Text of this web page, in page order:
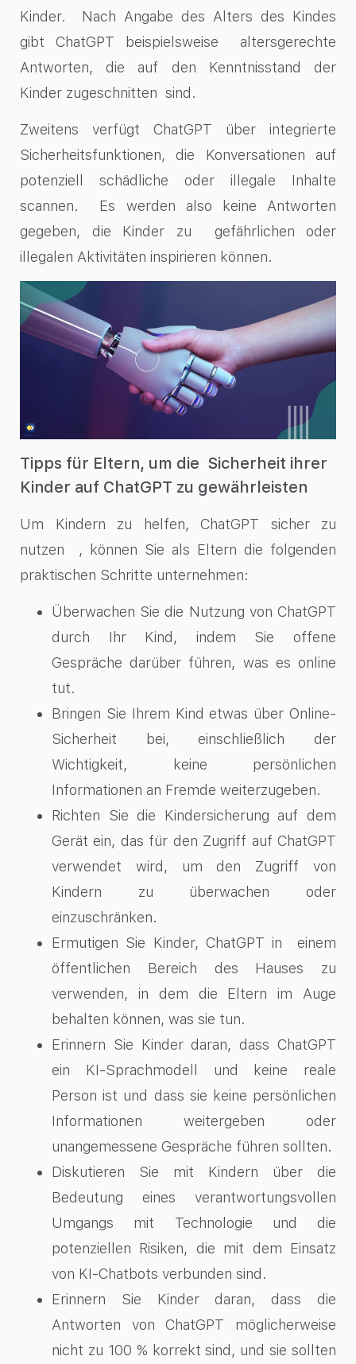
Kinder. Nach Angabe des Alters des Kindes
gibt ChatGPT beispielsweise altersgerechte
Antworten, die auf den Kenntnisstand der
Kinder zugeschnitten sind.
Zweitens verfügt ChatGPT über integrierte
Sicherheitsfunktionen, die Konversationen auf
potenziell schädliche oder illegale Inhalte
scannen. Es werden also keine Antworten
gegeben, die Kinder zu gefährlichen oder
illegalen Aktivitäten inspirieren können.
Tipps für Eltern, um die Sicherheit ihrer
Kinder auf ChatGPT zu gewährleisten
Um Kindern zu helfen, ChatGPT sicher zu
nutzen , können Sie als Eltern die folgenden
praktischen Schritte unternehmen:
Überwachen Sie die Nutzung von ChatGPT
durch Ihr Kind, indem Sie offene
Gespräche darüber führen, was es online
tut.
Bringen Sie Ihrem Kind etwas über Online-
Sicherheit bei, einschließlich der
Wichtigkeit, keine persönlichen
Informationen an Fremde weiterzugeben.
Richten Sie die Kindersicherung auf dem
Gerät ein, das für den Zugriff auf ChatGPT
verwendet wird, um den Zugriff von
Kindern zu überwachen oder
einzuschränken.
Ermutigen Sie Kinder, ChatGPT in einem
öffentlichen Bereich des Hauses zu
verwenden, in dem die Eltern im Auge
behalten können, was sie tun.
Erinnern Sie Kinder daran, dass ChatGPT
ein KI-Sprachmodell und keine reale
Person ist und dass sie keine persönlichen
Informationen weitergeben oder
unangemessene Gespräche führen sollten.
Diskutieren Sie mit Kindern über die
Bedeutung eines verantwortungsvollen
Umgangs mit Technologie und die
potenziellen Risiken, die mit dem Einsatz
von KI-Chatbots verbunden sind.
Erinnern Sie Kinder daran, dass die
Antworten von ChatGPT möglicherweise
nicht zu 100 % korrekt sind, und sie sollten